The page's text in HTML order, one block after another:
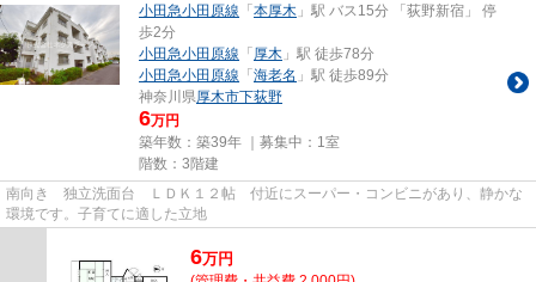
小田急小田原線 「本厚木 」駅 バス15分 「荻野新宿」 停
歩2分
小田急小田原線 「厚木 」駅 徒歩78分
小田急小田原線 「海老名 」駅 徒歩89分
神奈川県厚木市下荻野
6万円
築年数：築39年 ｜募集中： 1室
階数：3階建
南向き 独立洗面台 ＬＤＫ１２帖 付近にスーパー・コンビニがあり、静かな
環境です。子育てに適した立地
6万円